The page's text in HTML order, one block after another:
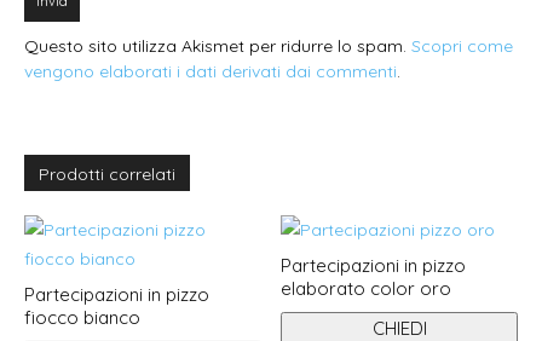
Questo sito utilizza Akismet per ridurre lo spam. Scopri come
vengono elaborati i dati derivati dai commenti
Prodotti correlati
Partecipazioni in pizzo
fiocco bianco
Partecipazioni in pizzo
elaborato color oro
CHIEDI